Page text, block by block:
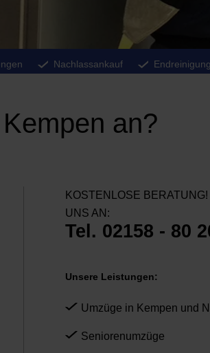
Nachlassankauf
an?
KOSTENLOSE
UNS AN:
Tel. 02158 - 80
Unsere Leistungen:
Umzüge in Kempen und
Seniorenumzüge